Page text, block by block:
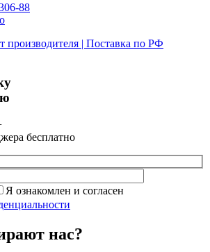
88
производителя | Поставка по РФ
бесплатно
Я ознакомлен и согласен
нас?